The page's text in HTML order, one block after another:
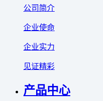
公司简介
企业使命
企业实力
见证精彩
产品中心